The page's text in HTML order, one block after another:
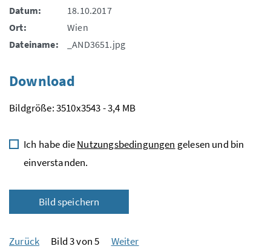
Datum:
18.10.2017
Ort:
Wien
Dateiname:
_AND3651.jpg
Download
Bildgröße: 3510x3543 - 3,4 MB
Ich habe dieNutzungsbedingungen gelesen und bin
einverstanden.
Bild speichern
Zurück Bild 3 von 5 Weiter